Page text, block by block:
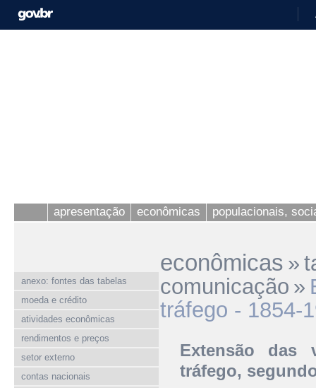
apresentação econômicas populacionais,
anexo: fontes das tabelas
moeda e crédito
atividades econômicas
rendimentos e preços
setor externo
contas nacionais
econômicas »
comunicação »
tráfego - 1854-
Extensão das
tráfego,